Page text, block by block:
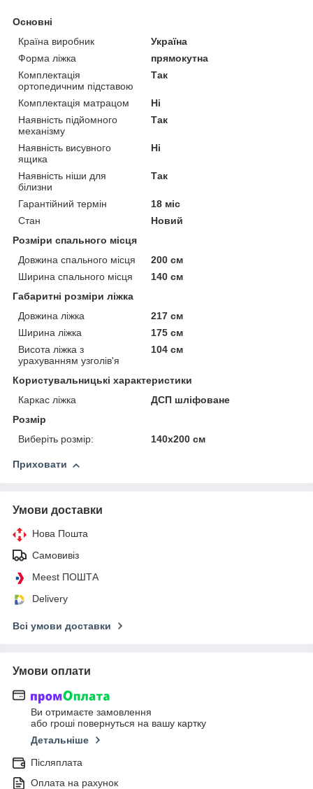
Основні
Країна виробник
Україна
Форма ліжка
прямокутна
Комплектація
ортопедичним підставою
Так
Комплектація матрацом
Ні
Наявність підйомного
механізму
Так
Наявність висувного
ящика
Ні
Наявність ніши для
білизни
Так
Гарантійний термін
18 міс
Стан
Новий
Розміри спального місця
Довжина спального місця
200 см
Ширина спального місця
140 см
Габаритні розміри ліжка
Довжина ліжка
217 см
Ширина ліжка
175 см
Висота ліжка з
урахуванням узголів'я
104 см
Користувальницькі характеристики
Каркас ліжка
ДСП шліфоване
Розмір
Виберіть розмір:
140х200 см
Приховати
Умови доставки
Нова Пошта
Самовивіз
Meest ПОШТА
Delivery
Всі умови доставки
Умови оплати
Ви отримаєте замовлення
або гроші повернуться на вашу картку
Детальніше
Післяплата
Оплата на рахунок